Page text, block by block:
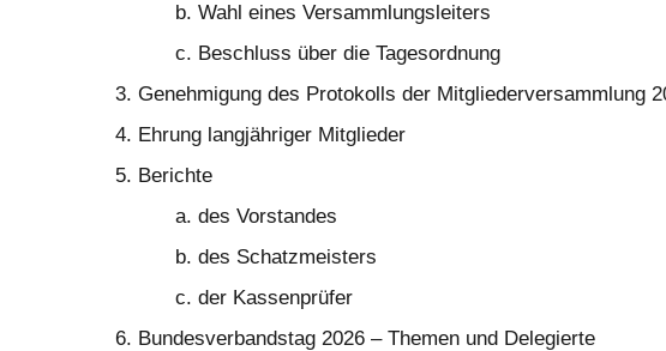
b. Wahl eines Versammlungsleiters
c. Beschluss über die Tagesordnung
3. Genehmigung des Protokolls der Mitgliederversammlung
4. Ehrung langjähriger Mitglieder
5. Berichte
a. des Vorstandes
b. des Schatzmeisters
c. der Kassenprüfer
6. Bundesverbandstag 2026 – Themen und Delegierte